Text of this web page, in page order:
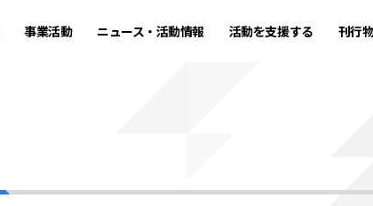
事業活動 ニュース・活動情報 活動を支援する 刊行